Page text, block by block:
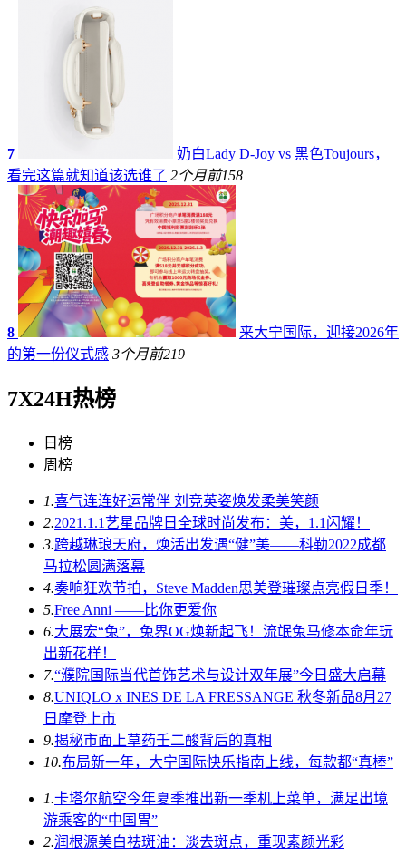
7
奶白Lady D-Joy vs 黑色Toujours，
看完这篇就知道该选谁了 2个月前158
8
来大宁国际，迎接2026年
的第一份仪式感 3个月前219
7X24H热榜
日榜
周榜
1.喜气连连好运常伴 刘竞英姿焕发柔美笑颜
2.2021.1.1艺星品牌日全球时尚发布：美，1.1闪耀！
3.跨越琳琅天府，焕活出发遇“健”美——科勒2022成都
马拉松圆满落幕
4.奏响狂欢节拍，Steve Madden思美登璀璨点亮假日季！
5.Free Anni ——比你更爱你
6.大展宏“兔”，兔界OG焕新起飞！流氓兔马修本命年玩
出新花样！
7.“濮院国际当代首饰艺术与设计双年展”今日盛大启幕
8.UNIQLO x INES DE LA FRESSANGE 秋冬新品8月27
日摩登上市
9.揭秘市面上草药壬二酸背后的真相
10.布局新一年，大宁国际快乐指南上线，每款都“真棒”
1.卡塔尔航空今年夏季推出新一季机上菜单，满足出境
游乘客的“中国胃”
2.润根源美白祛斑油：淡去斑点，重现素颜光彩